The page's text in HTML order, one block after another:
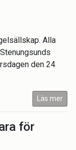
Alla
den 24
Läs mer
för